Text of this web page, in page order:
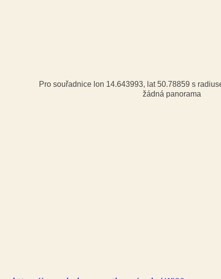
Pro souřadnice lon 14.643993, lat 50.78859 s
žádná panorama